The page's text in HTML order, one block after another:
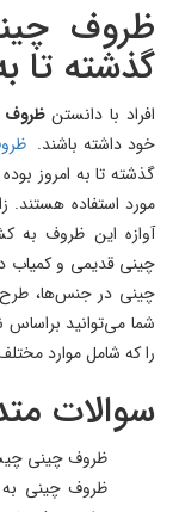
ظروف
گذشته تا
افراد با دانستن
خود داشته باشند.
مورد استفاده
آوازه این ظروف به
چینی قدیمی و کمیاب
چینی در جنس‌ها،
شما می‌توانید
را که شامل موارد
سوالات
ظروف چینی
ظروف چینی به